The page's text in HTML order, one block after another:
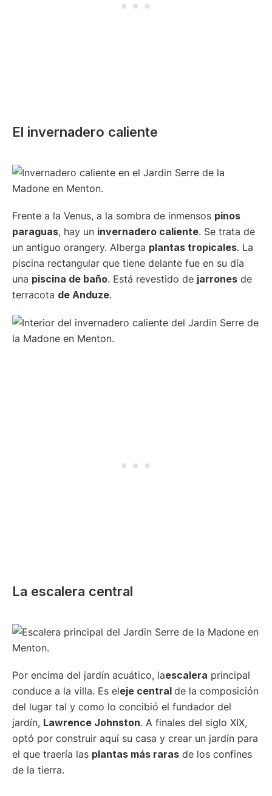
El invernadero caliente
Frente a la Venus, a la sombra de inmensos pinos
paraguas, hay un invernadero caliente. Se trata de
un antiguo orangery. Alberga plantas tropicales. La
piscina rectangular que tiene delante fue en su día
una piscina de baño. Está revestido de jarrones de
terracota de Anduze.
La escalera central
Por encima del jardín acuático, laescalera principal
conduce a la villa. Es eleje central de la composición
del lugar tal y como lo concibió el fundador del
jardín, Lawrence Johnston. A finales del siglo XIX,
optó por construir aquí su casa y crear un jardín para
el que traería las plantas más raras de los confines
de la tierra.